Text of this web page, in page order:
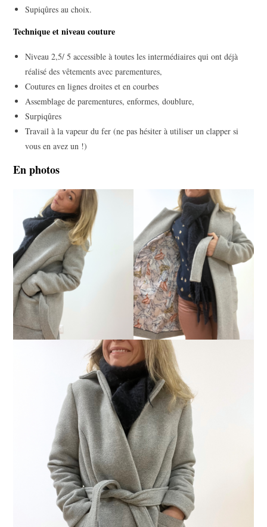
Supiqûres au choix.
Technique et niveau couture
Niveau 2,5/ 5 accessible à toutes les intermédiaires qui ont déjà
réalisé des vêtements avec parementures,
Coutures en lignes droites et en courbes
Assemblage de parementures, enformes, doublure,
Surpiqûres
Travail à la vapeur du fer (ne pas hésiter à utiliser un clapper si
vous en avez un !)
En photos